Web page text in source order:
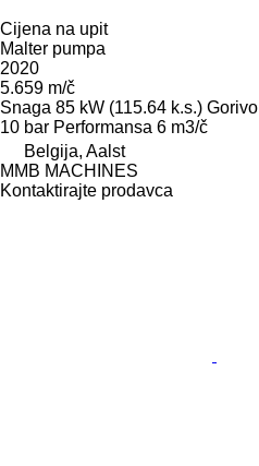
Cijena na upit
Malter pumpa
2020
5.659 m/č
Snaga 85 kW (115.64 k.s.) Gorivo
10 bar Performansa 6 m3/č
Belgija, Aalst
MMB MACHINES
Kontaktirajte prodavca